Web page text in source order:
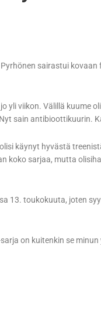
sairastui
yli viikon. Välillä kuume
sain antibioottikuurin.
käynyt hyvästä
koko sarjaa, mutta
13. toukokuuta, joten
on kuitenkin se